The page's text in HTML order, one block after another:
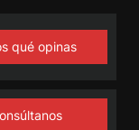
qué opinas